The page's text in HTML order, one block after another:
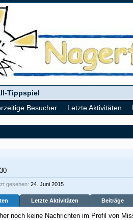
gesehen: 24. Juni 2015
Letzte Aktivitäten Beiträge
noch keine Nachrichten im Profil von
Besucher Letzte Aktivitäten
Tippspiel